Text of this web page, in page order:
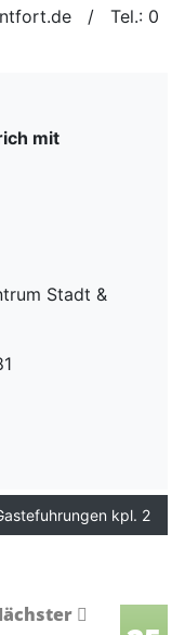
lintfort.de / Tel.: 0
mit
Stadt &
kpl. 2